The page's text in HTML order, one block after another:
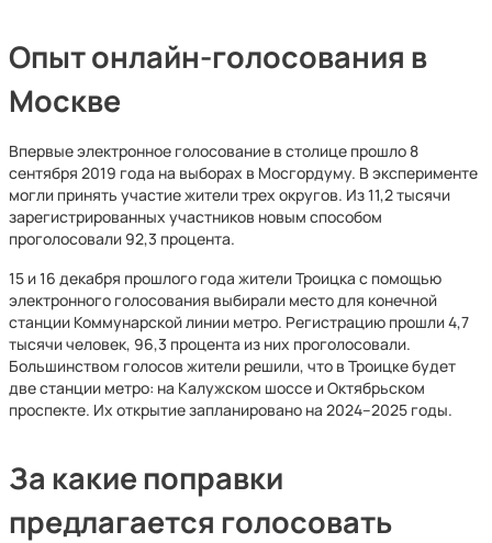
Опыт онлайн-голосования в
Москве
Впервые электронное голосование в столице прошло 8
сентября 2019 года на выборах в Мосгордуму. В эксперименте
могли принять участие жители трех округов. Из 11,2 тысячи
зарегистрированных участников новым способом
проголосовали 92,3 процента.
15 и 16 декабря прошлого года жители Троицка с помощью
электронного голосования выбирали место для конечной
станции Коммунарской линии метро. Регистрацию прошли 4,7
тысячи человек, 96,3 процента из них проголосовали.
Большинством голосов жители решили, что в Троицке будет
две станции метро: на Калужском шоссе и Октябрьском
проспекте. Их открытие запланировано на 2024–2025 годы.
За какие поправки
предлагается голосовать